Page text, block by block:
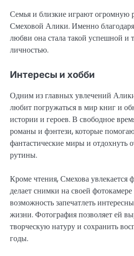
Семья и близкие играют огромную
Смеховой Алики. Именно
любви она стала такой успешной и
личностью.
Интересы и хобби
Одним из главных увлечений
любит погружаться в мир книг и
истории и героев. В свободное
романы и фэнтези, которые
фантастические миры и отдохнуть
рутины.
Кроме чтения, Смехова увлекается
делает снимки на своей
возможность запечатлеть
жизни. Фотография позволяет ей
творческую натуру и сохранить
годы.